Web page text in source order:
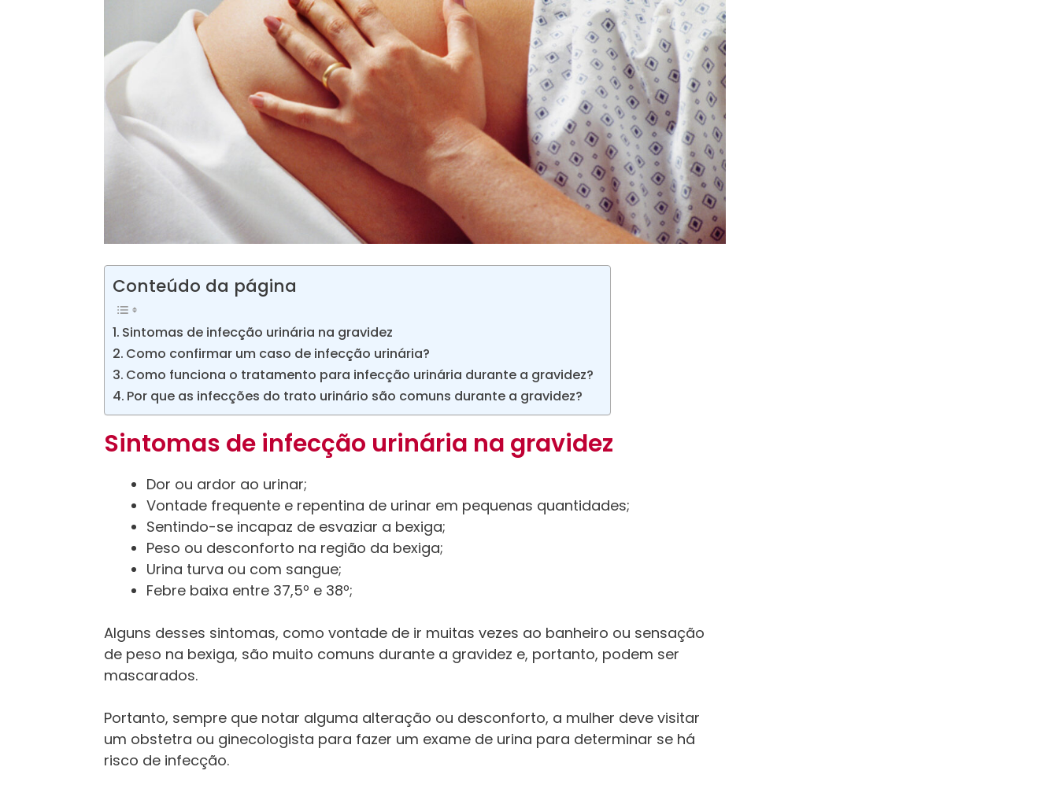
Conteúdo da página
Sintomas de infecção urinária na gravidez
Como confirmar um caso de infecção urinária?
Como funciona o tratamento para infecção urinária durante a gravidez?
Por que as infecções do trato urinário são comuns durante a gravidez?
Sintomas de infecção urinária na gravidez
Dor ou ardor ao urinar;
Vontade frequente e repentina de urinar em pequenas quantidades;
Sentindo-se incapaz de esvaziar a bexiga;
Peso ou desconforto na região da bexiga;
Urina turva ou com sangue;
Febre baixa entre 37,5º e 38º;
Alguns desses sintomas, como vontade de ir muitas vezes ao banheiro ou sensação
de peso na bexiga, são muito comuns durante a gravidez e, portanto, podem ser
mascarados.
Portanto, sempre que notar alguma alteração ou desconforto, a mulher deve visitar
um obstetra ou ginecologista para fazer um exame de urina para determinar se há
risco de infecção.